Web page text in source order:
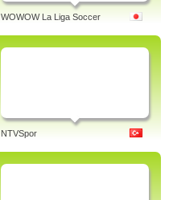
WOWOW La Liga Soccer
NTVSpor